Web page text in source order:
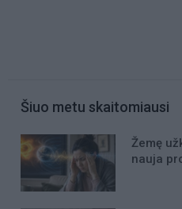
Šiuo metu skaitomiausi
Žemę
nauja